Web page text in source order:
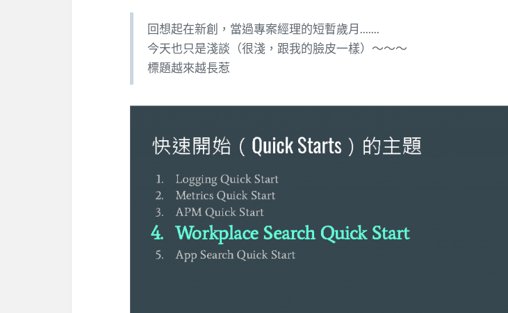
回想起在新創，當過專案經理的短暫歲月.......
今天也只是淺談（很淺，跟我的臉皮一樣）～～～
標題越來越長惹